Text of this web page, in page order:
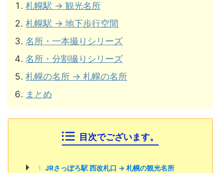
札幌駅 → 観光名所
札幌駅 → 地下歩行空間
名所・一本撮りシリーズ
名所・分割撮りシリーズ
札幌の名所 → 札幌の名所
まとめ
目次でございます。
1 JRさっぽろ駅 西改札口 → 札幌の観光名所